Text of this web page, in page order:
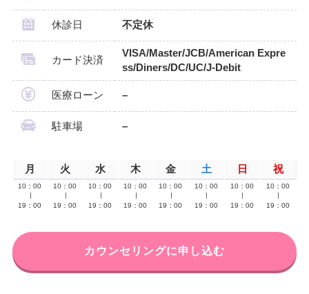
休診日 不定休
カード決済
VISA/Master/JCB/American Expre
ss/Diners/DC/UC/J-Debit
医療ローン –
駐車場 –
月 火 水 木 金 土 日 祝
10：00
19：00
10：00
19：00
10：00
19：00
10：00
19：00
10：00
19：00
10：00
19：00
10：00
19：00
10：00
19：00
カウンセリングに申し込む